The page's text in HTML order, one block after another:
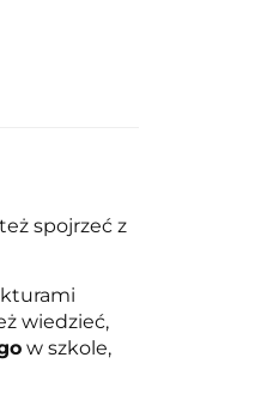
spojrzeć z
wiedzieć,
w szkole,